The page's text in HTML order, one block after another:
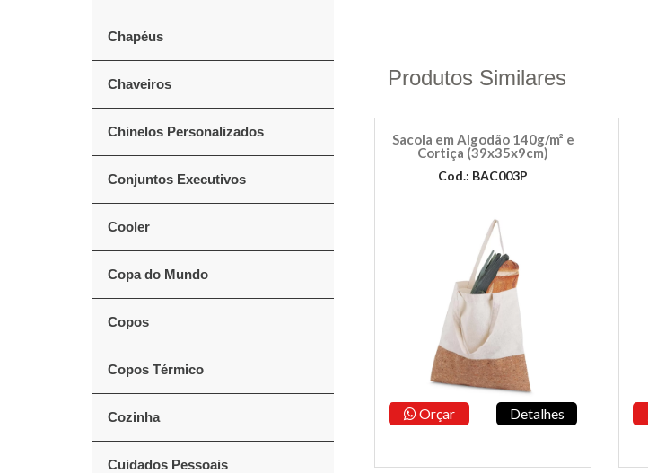
Chapéus
Chaveiros
Chinelos Personalizados
Conjuntos Executivos
Cooler
Copa do Mundo
Copos
Copos Térmico
Cozinha
Cuidados Pessoais
Produtos Similares
Sacola em Algodão 140g/m² e
Cortiça (39x35x9cm)
Cod.: BAC003P
Orçar Detalhes